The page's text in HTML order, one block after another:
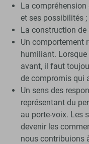
La
et ses possibilités ;
La construction de
Un comportement
humiliant.
avant, il faut
de compromis qui
Un sens des
représentant du
au porte-voix. Les
devenir les
nous contribuions